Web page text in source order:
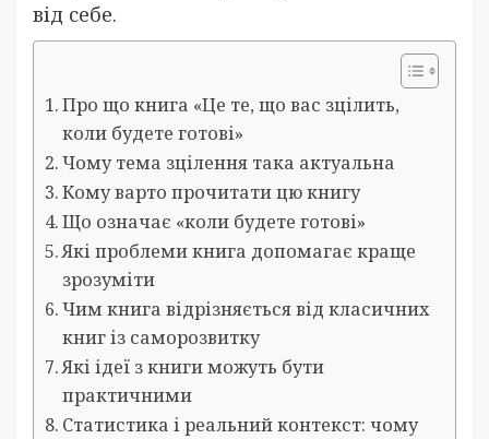
від себе.
Про що книга «Це те, що вас зцілить,
коли будете готові»
Чому тема зцілення така актуальна
Кому варто прочитати цю книгу
Що означає «коли будете готові»
Які проблеми книга допомагає краще
зрозуміти
Чим книга відрізняється від класичних
книг із саморозвитку
Які ідеї з книги можуть бути
практичними
Статистика і реальний контекст: чому